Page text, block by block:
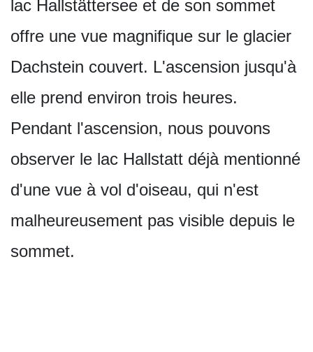
lac Hallstättersee et de son sommet
offre une vue magnifique sur le glacier
Dachstein couvert. L'ascension jusqu'à
elle prend environ trois heures.
Pendant l'ascension, nous pouvons
observer le lac Hallstatt déjà mentionné
d'une vue à vol d'oiseau, qui n'est
malheureusement pas visible depuis le
sommet.